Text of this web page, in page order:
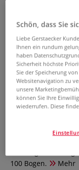
Qualitäts-
Skizzenpapier.
Profis.
100 Bogen.
Mehr
Schön, dass Sie
Liebe Gerstaecker
Ihnen ein rundum
haben
Sicherheit höchste
Sie der Speicherung
Websitenavigation zu
unsere
können Sie Ihre
wiederrufen. Diese